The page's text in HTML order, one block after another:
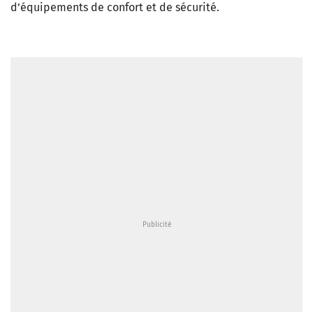
d’équipements de confort et de sécurité.